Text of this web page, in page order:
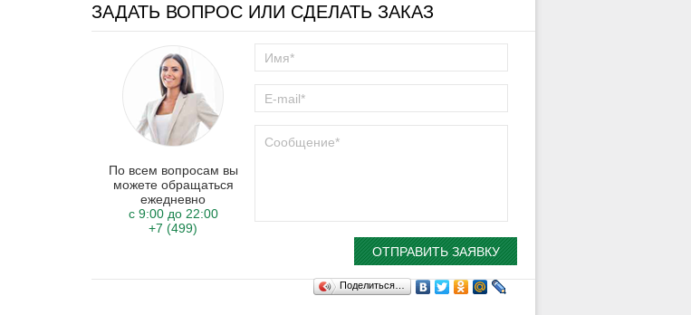
ЗАДАТЬ ВОПРОС ИЛИ СДЕЛАТЬ ЗАКАЗ
По всем вопросам вы
можете обращаться
ежедневно
с 9:00 до 22:00
+7 (499)
Поделиться…